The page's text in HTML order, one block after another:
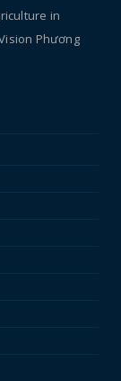
in
Phương